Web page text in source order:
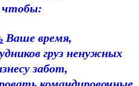
чтобы:
Ваше время,
груз ненужных
забот,